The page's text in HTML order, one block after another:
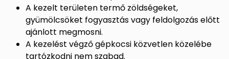
A kezelt területen termő zöldségeket,
gyümölcsöket fogyasztás vagy feldolgozás előtt
ajánlott megmosni.
A kezelést végző gépkocsi közvetlen közelébe
tartózkodni nem szabad.